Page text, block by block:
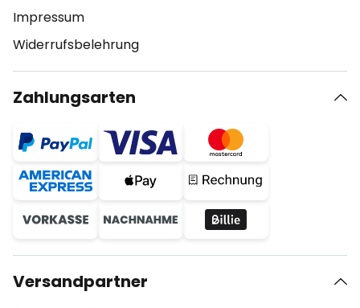
Impressum
Widerrufsbelehrung
Zahlungsarten
Versandpartner